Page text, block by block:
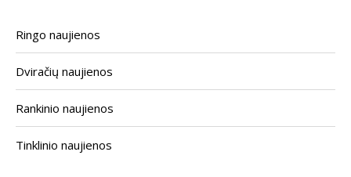
Ringo naujienos
Dviračių naujienos
Rankinio naujienos
Tinklinio naujienos